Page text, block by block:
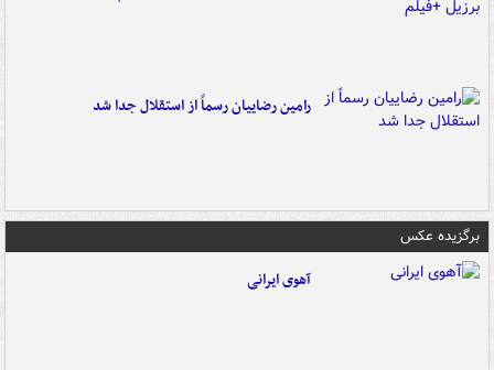
رامین رضاییان رسماً از استقلال جدا شد
برگزیده عکس
آهوی ایرانی